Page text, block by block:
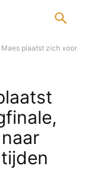
plaatst zich voor